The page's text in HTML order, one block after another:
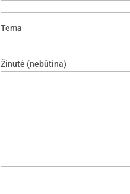
Tema
Žinutė (nebūtina)